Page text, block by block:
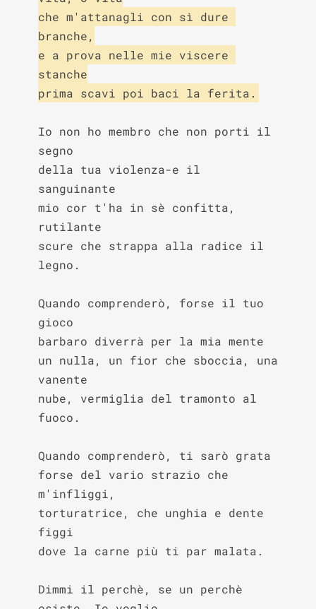
che m'attanagli con sì dure
branche,
e a prova nelle mie viscere
stanche
prima scavi poi baci la ferita.
Io non ho membro che non porti il
segno
della tua violenza-e il
sanguinante
mio cor t'ha in sè confitta,
rutilante
scure che strappa alla radice il
legno.
Quando comprenderò, forse il tuo
gioco
barbaro diverrà per la mia mente
un nulla, un fior che sboccia, una
vanente
nube, vermiglia del tramonto al
fuoco.
Quando comprenderò, ti sarò grata
forse del vario strazio che
m'infliggi,
torturatrice, che unghia e dente
figgi
dove la carne più ti par malata.
Dimmi il perchè, se un perchè